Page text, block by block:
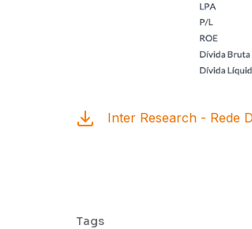
Inter Research - Rede
Tags